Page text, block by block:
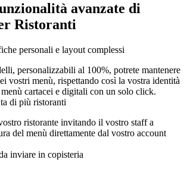
avanzate di
Ristoranti
personali e layout complessi
personalizzabili al 100%, potrete mantenere
vostri menù, rispettando così la vostra identità
cartacei e digitali con un solo click.
di più ristoranti
ristorante invitando il vostro staff a
del menù direttamente dal vostro account
inviare in copisteria